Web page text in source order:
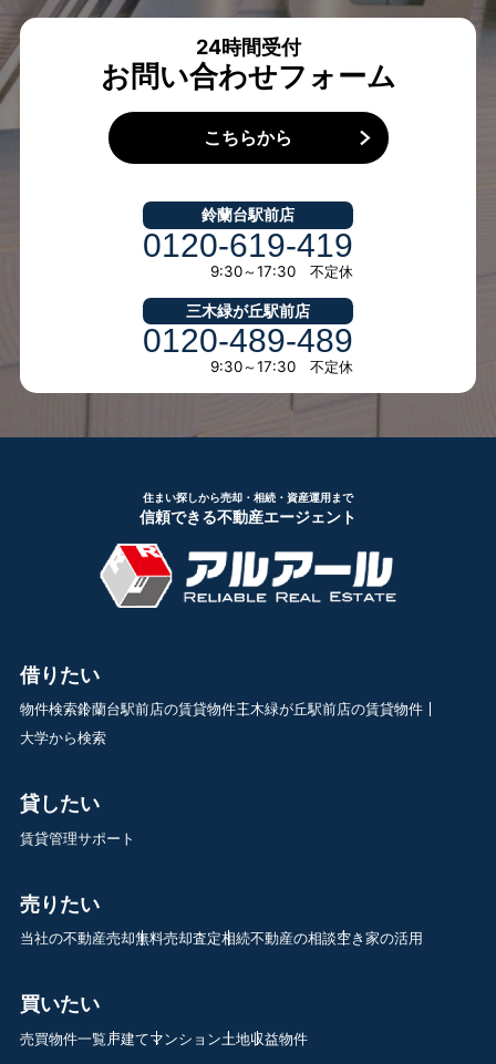
24時間受付
お問い合わせフォーム
こちらから
鈴蘭台駅前店
0120-619-419
9:30～17:30 不定休
三木緑が丘駅前店
0120-489-489
9:30～17:30 不定休
住まい探しから売却・相続・資産運用まで
信頼できる不動産エージェント
借りたい
物件検索鈴蘭台駅前店の賃貸物件三木緑が丘駅前店の賃貸物件
大学から検索
貸したい
賃貸管理サポート
売りたい
当社の不動産売却無料売却査定相続不動産の相談空き家の活用
買いたい
売買物件一覧戸建てマンション土地収益物件